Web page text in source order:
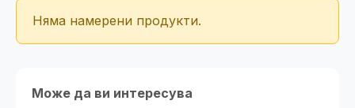
Няма намерени продукти.
Може да ви интересува